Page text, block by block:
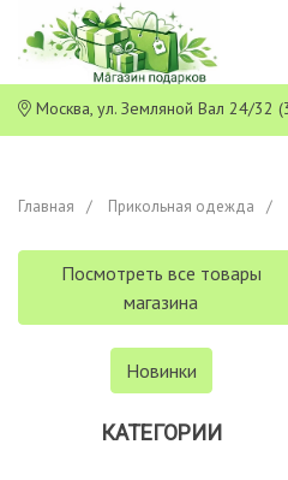
Москва, ул. Земляной Вал 24/32
Главная Прикольная одежда
Посмотреть все товары
магазина
Новинки
КАТЕГОРИИ